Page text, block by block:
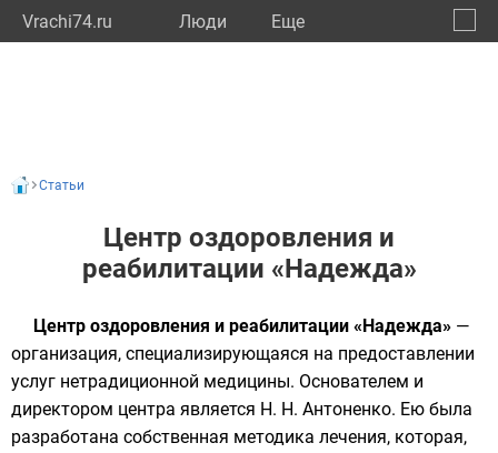
Vrachi74.ru Люди Eще
Статьи
Центр оздоровления и
реабилитации «Надежда»
Центр оздоровления и реабилитации «Надежда» —
организация, специализирующаяся на предоставлении
услуг нетрадиционной медицины. Основателем и
директором центра является Н. Н. Антоненко. Ею была
разработана собственная методика лечения, которая,